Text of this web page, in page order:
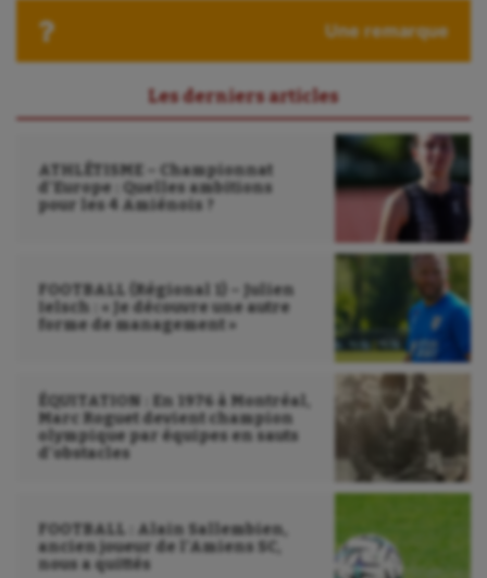
Sarbacane
Sauvetage sportif
Sport handicap
Sport-entreprise
Sport-santé
Tir à l'arc
Triathlon
UNSS
Une remarque
Les derniers articles
ATHLÉTISME – Championnat
d’Europe : Quelles ambitions
pour les 4 Amiénois ?
FOOTBALL (Régional 1) – Julien
Ielsch : « Je découvre une autre
forme de management »
ÉQUITATION : En 1976 à Montréal,
Marc Roguet devient champion
olympique par équipes en sauts
d’obstacles
FOOTBALL : Alain Sallembien,
ancien joueur de l’Amiens SC,
nous a quittés